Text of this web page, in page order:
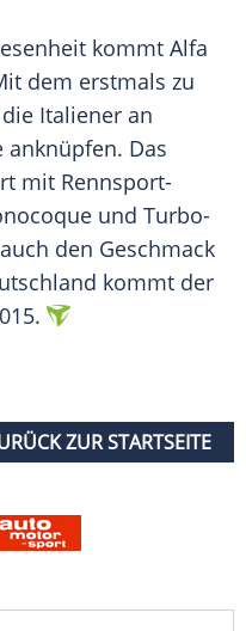
kommt Alfa
dem erstmals zu
Italiener an
anknüpfen. Das
mit Rennsport-
und Turbo-
den Geschmack
kommt der
ZUR STARTSEITE